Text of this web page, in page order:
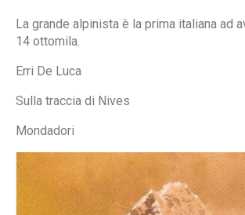
La grande alpinista è la prima italiana ad
14 ottomila.
Erri De Luca
Sulla traccia di Nives
Mondadori